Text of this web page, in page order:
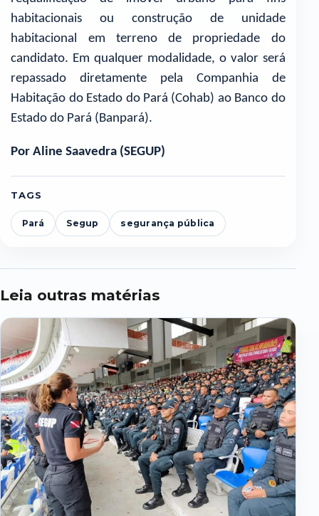
habitacionais ou construção de unidade
habitacional em terreno de propriedade do
candidato. Em qualquer modalidade, o valor será
repassado diretamente pela Companhia de
Habitação do Estado do Pará (Cohab) ao Banco do
Estado do Pará (Banpará).
Por Aline Saavedra (SEGUP)
TAGS
Pará Segup segurança pública
Leia outras matérias